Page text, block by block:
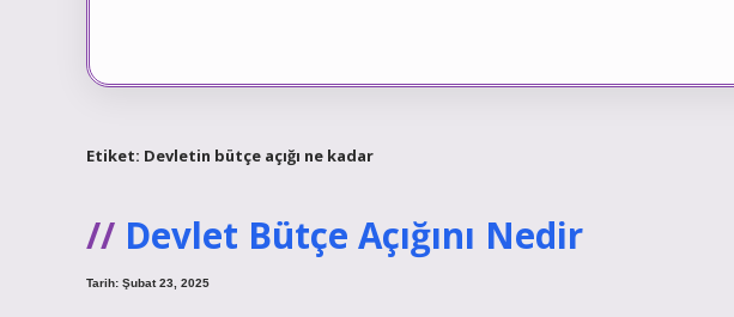
Etiket: Devletin bütçe açığı ne kadar
Devlet Bütçe Açığını Nedir
Tarih: Şubat 23, 2025